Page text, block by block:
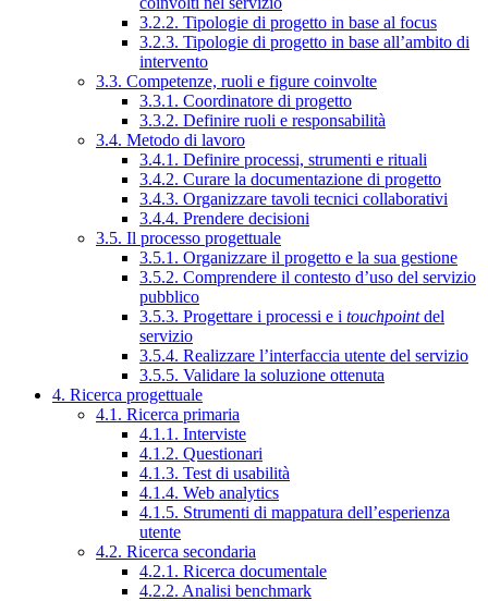
3.2.2. Tipologie di progetto in base al focus
3.2.3. Tipologie di progetto in base all’ambito di
intervento
3.3. Competenze, ruoli e figure coinvolte
3.3.1. Coordinatore di progetto
3.3.2. Definire ruoli e responsabilità
3.4. Metodo di lavoro
3.4.1. Definire processi, strumenti e rituali
3.4.2. Curare la documentazione di progetto
3.4.3. Organizzare tavoli tecnici collaborativi
3.4.4. Prendere decisioni
3.5. Il processo progettuale
3.5.1. Organizzare il progetto e la sua gestione
3.5.2. Comprendere il contesto d’uso del servizio
pubblico
3.5.3. Progettare i processi e i touchpointdel
servizio
3.5.4. Realizzare l’interfaccia utente del servizio
3.5.5. Validare la soluzione ottenuta
4. Ricerca progettuale
4.1. Ricerca primaria
4.1.1. Interviste
4.1.2. Questionari
4.1.3. Test di usabilità
4.1.4. Web analytics
4.1.5. Strumenti di mappatura dell’esperienza
utente
4.2. Ricerca secondaria
4.2.1. Ricerca documentale
4.2.2. Analisi benchmark